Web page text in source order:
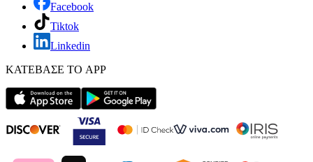
Facebook
Tiktok
Linkedin
ΚΑΤΕΒΑΣΕ ΤΟ APP